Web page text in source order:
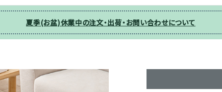
濯機 季節家電
ェア ソファー
納
夏季(お盆)休業中の注文・出荷・お問い合わせについて